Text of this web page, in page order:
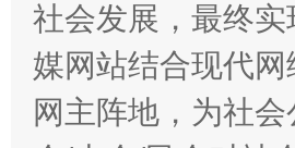
社会发展，最终
媒网站结合现代
网主阵地，为社